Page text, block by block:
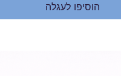
הוסיפו לעגלה